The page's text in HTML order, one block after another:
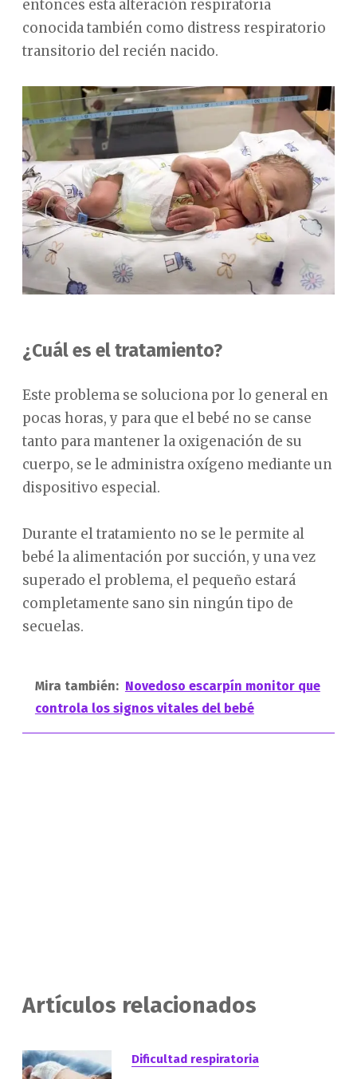
entonces esta alteración respiratoria
conocida también como distress respiratorio
transitorio del recién nacido.
¿Cuál es el tratamiento?
Este problema se soluciona por lo general en
pocas horas, y para que el bebé no se canse
tanto para mantener la oxigenación de su
cuerpo, se le administra oxígeno mediante un
dispositivo especial.
Durante el tratamiento no se le permite al
bebé la alimentación por succión, y una vez
superado el problema, el pequeño estará
completamente sano sin ningún tipo de
secuelas.
Mira también: Novedoso escarpín monitor que
controla los signos vitales del bebé
Artículos relacionados
Dificultad respiratoria